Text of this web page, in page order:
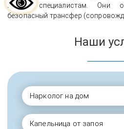
нашим специалистам. Они
безопасный трансфер
Наши
Нарколог на дом
Капельница от запоя